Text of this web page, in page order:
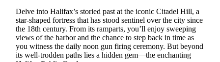
Delve into Halifax’s storied past at the iconic Citadel Hill, a
star-shaped fortress that has stood sentinel over the city since
the 18th century. From its ramparts, you’ll enjoy sweeping
views of the harbor and the chance to step back in time as
you witness the daily noon gun firing ceremony. But beyond
its well-trodden paths lies a hidden gem—the enchanting